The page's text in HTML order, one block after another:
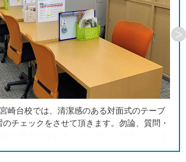
崎台校では、清潔感のある対面式のテーブ
のチェックをさせて頂きます。勿論、質問・